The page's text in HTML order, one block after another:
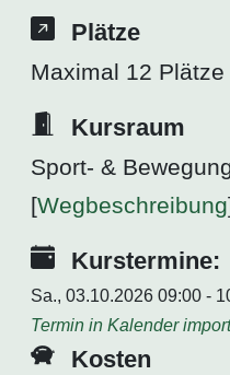
Plätze
Maximal 12 Plätze
Kursraum
Sport- &
[Wegbeschreibung
Kurstermine:
Sa., 03.10.2026 09:00 -
Termin in Kalender
Kosten